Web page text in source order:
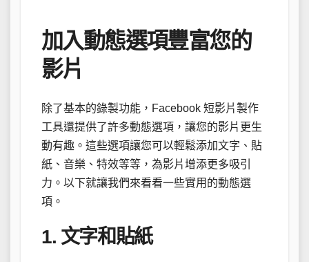
加入動態選項豐富您的
影片
除了基本的錄製功能，Facebook 短影片製作
工具還提供了許多動態選項，讓您的影片更生
動有趣。這些選項讓您可以輕鬆添加文字、貼
紙、音樂、特效等等，為影片增添更多吸引
力。以下就讓我們來看看一些實用的動態選
項。
1. 文字和貼紙